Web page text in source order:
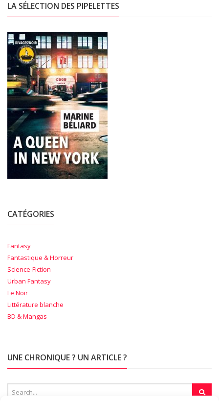
LA SÉLECTION DES PIPELETTES
CATÉGORIES
Fantasy
Fantastique & Horreur
Science-Fiction
Urban Fantasy
Le Noir
Littérature blanche
BD & Mangas
UNE CHRONIQUE ? UN ARTICLE ?